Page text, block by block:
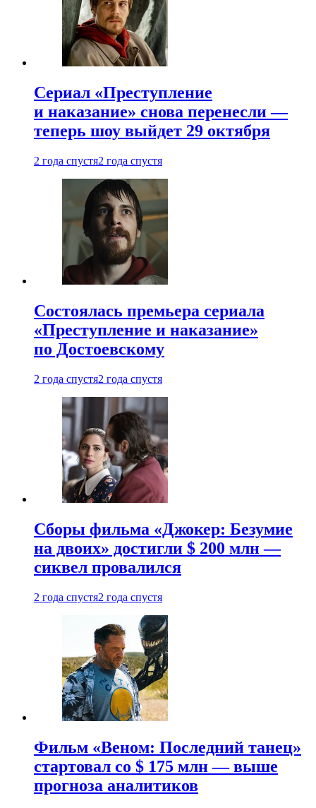
Сериал «Преступление
и наказание» снова перенесли —
теперь шоу выйдет 29 октября
2 года спустя2 года спустя
Состоялась премьера сериала
«Преступление и наказание»
по Достоевскому
2 года спустя2 года спустя
Сборы фильма «Джокер: Безумие
на двоих» достигли $ 200 млн —
сиквел провалился
2 года спустя2 года спустя
Фильм «Веном: Последний танец»
стартовал со $ 175 млн — выше
прогноза аналитиков